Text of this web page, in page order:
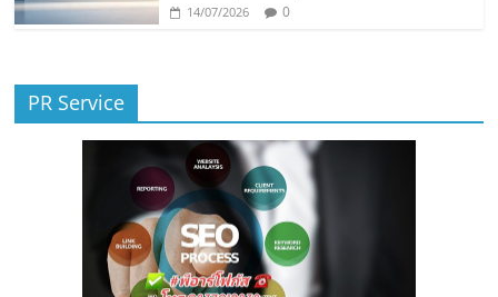
14/07/2026 0
PR Service